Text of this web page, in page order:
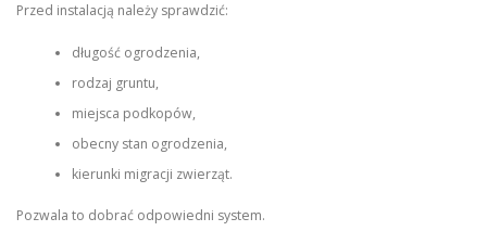
Przed instalacją należy sprawdzić:
długość ogrodzenia,
rodzaj gruntu,
miejsca podkopów,
obecny stan ogrodzenia,
kierunki migracji zwierząt.
Pozwala to dobrać odpowiedni system.